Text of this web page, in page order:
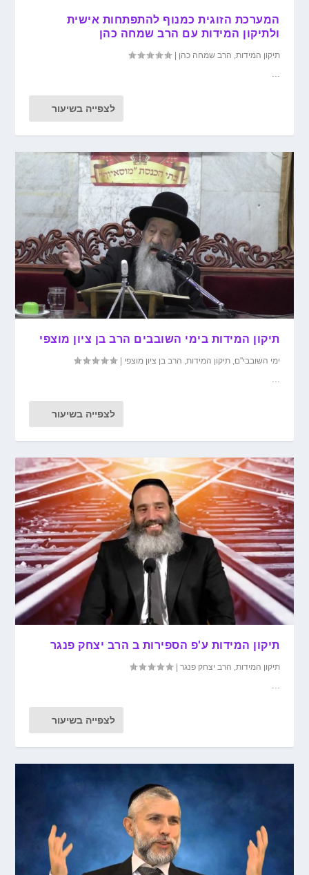
המערכת הזוגית כמנוף להתפתחות אישית
ולתיקון המידות עם הרב שמחה כהן
תיקון המידות הרב שמחה כהן |
לצפייה בשיעור
תיקון המידות בימי השובבים הרב בן ציון מוצפי
ימי השובבי"ם,תיקון המידות, הרב בן ציון מוצפי |
...
לצפייה בשיעור
תיקון המידות ע'פ הספירות ב הרב יצחק פנגר
תיקון המידות, הרב יצחק פנגר |
...
לצפייה בשיעור